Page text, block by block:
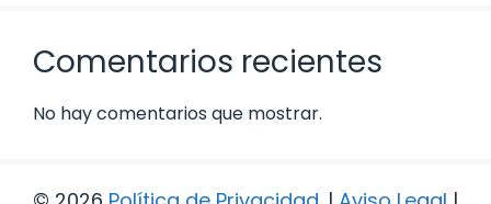
Comentarios recientes
No hay comentarios que mostrar.